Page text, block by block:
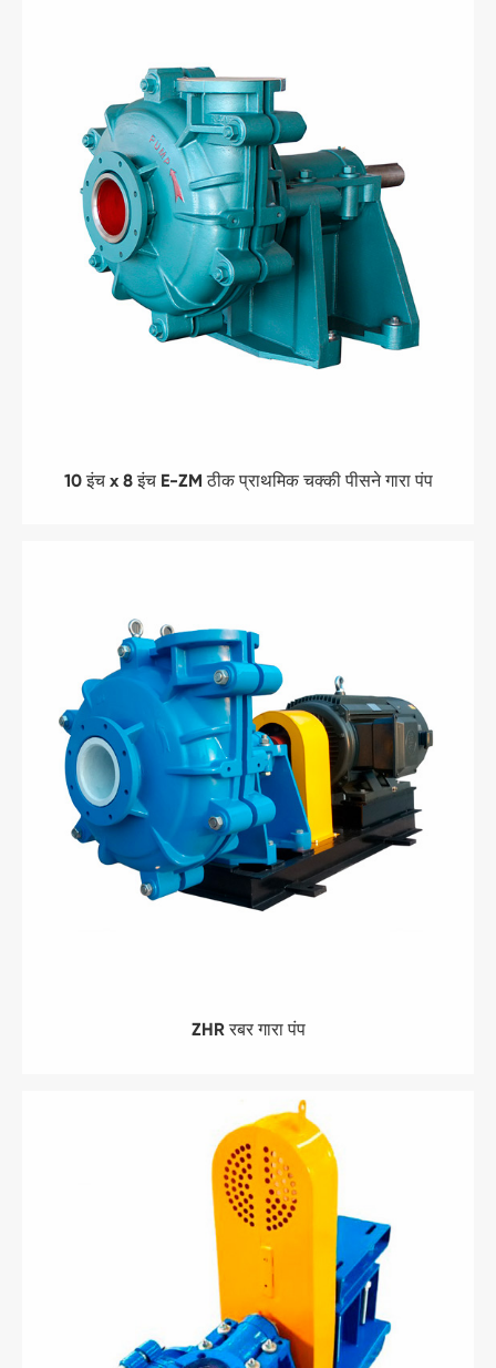
10 इंच x 8 इंच E-ZM ठीक प्राथमिक चक्की पीसने गारा पंप
ZHR रबर गारा पंप